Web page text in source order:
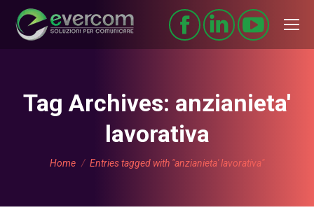
Tag Archives: anzianieta'
lavorativa
You are here:
Home Entries tagged with "anzianieta' lavorativa"